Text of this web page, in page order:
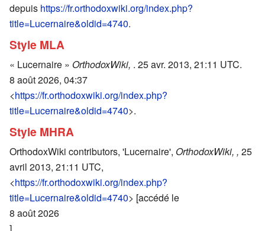
depuis https://fr.orthodoxwiki.org/index.php?
title=Lucernaire&oldid=4740.
Style MLA
« Lucernaire » OrthodoxWiki, . 25 avr. 2013, 21:11 UTC.
8 août 2026, 04:37
<https://fr.orthodoxwiki.org/index.php?
title=Lucernaire&oldid=4740>.
Style MHRA
OrthodoxWiki contributors, 'Lucernaire', OrthodoxWiki, , 25
avril 2013, 21:11 UTC,
<https://fr.orthodoxwiki.org/index.php?
title=Lucernaire&oldid=4740> [accédé le
8 août 2026